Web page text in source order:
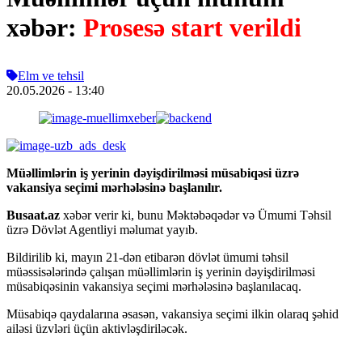
xəbər: Prosesə start verildi
Elm ve tehsil
20.05.2026 - 13:40
Müəllimlərin iş yerinin dəyişdirilməsi müsabiqəsi üzrə
vakansiya seçimi mərhələsinə başlanılır.
Busaat.az xəbər verir ki, bunu Məktəbəqədər və Ümumi Təhsil
üzrə Dövlət Agentliyi məlumat yayıb.
Bildirilib ki, mayın 21-dən etibarən dövlət ümumi təhsil
müəssisələrində çalışan müəllimlərin iş yerinin dəyişdirilməsi
müsabiqəsinin vakansiya seçimi mərhələsinə başlanılacaq.
Müsabiqə qaydalarına əsasən, vakansiya seçimi ilkin olaraq şəhid
ailəsi üzvləri üçün aktivləşdiriləcək.